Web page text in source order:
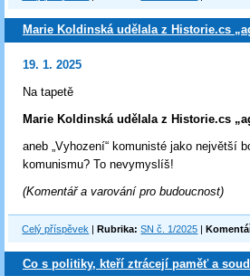
Marie Koldinská udělala z Historie.cs
19. 1. 2025
Na tapetě
Marie Koldinská udělala z Historie.cs
aneb „Vyhození“ komunisté jako největší
komunismu? To nevymyslíš!
(Komentář a varování pro budoucnost)
Celý příspěvek |Rubrika: SN č. 1/2025 |
Co s politiky, kteří ztrácejí paměť a